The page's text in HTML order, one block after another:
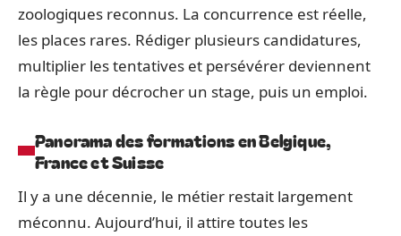
zoologiques reconnus. La concurrence est réelle,
les places rares. Rédiger plusieurs candidatures,
multiplier les tentatives et persévérer deviennent
la règle pour décrocher un stage, puis un emploi.
Panorama des formations en Belgique,
France et Suisse
Il y a une décennie, le métier restait largement
méconnu. Aujourd’hui, il attire toutes les